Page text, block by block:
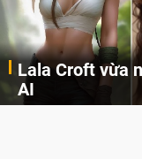
Lala Croft vừa
AI